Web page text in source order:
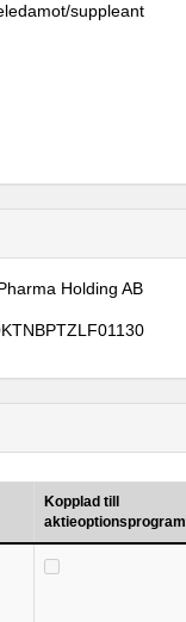
suppleant
Holding AB
Kopplad till
aktieoptionsprogram